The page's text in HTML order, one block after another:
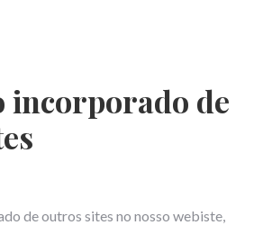
incorporado de
de outros sites no nosso webiste,